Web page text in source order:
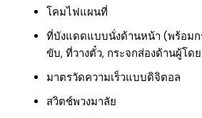
โคมไฟแผนที่
ที่บังแดดแบบนั่งด้านหน้า (พร้อมก
ขับ, ที่วางตั๋ว, กระจกส่องด้านผู้โด
มาตรวัดความเร็วแบบดิจิตอล
สวิตช์พวงมาลัย